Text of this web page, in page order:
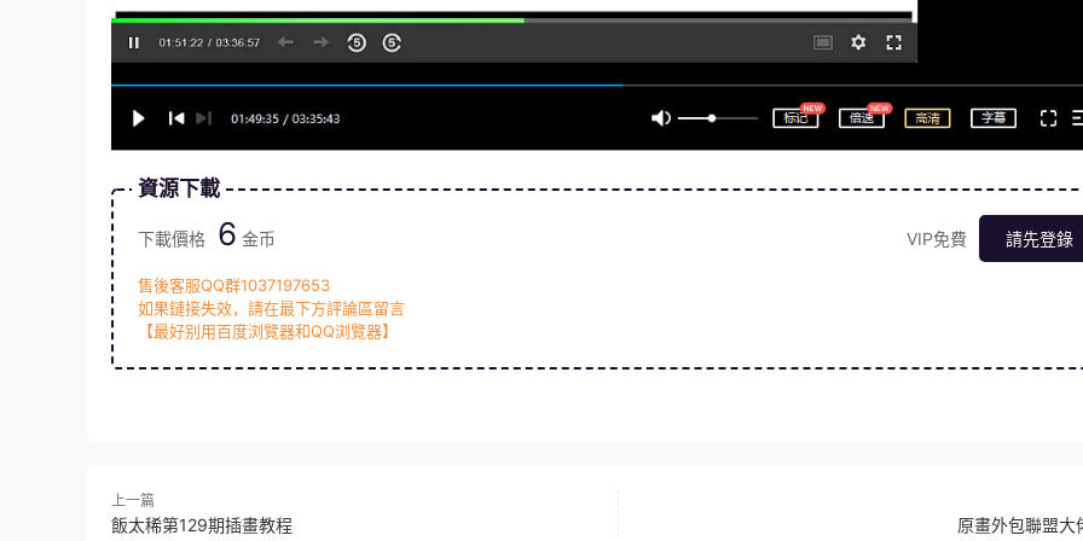
資源下載
下載價格 6 金币 VIP免費 請先登錄
售後客服QQ群1037197653
如果鏈接失效，請在最下方評論區留言
【最好别用百度浏覽器和QQ浏覽器】
上一篇
飯太稀第129期插畫教程 原畫外包聯盟大